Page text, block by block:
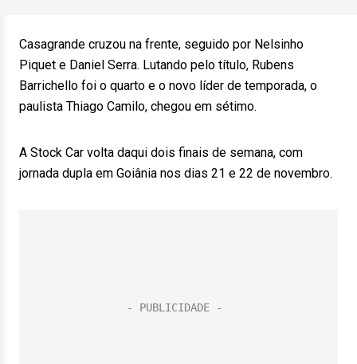
Casagrande cruzou na frente, seguido por Nelsinho
Piquet e Daniel Serra. Lutando pelo título, Rubens
Barrichello foi o quarto e o novo líder de temporada, o
paulista Thiago Camilo, chegou em sétimo.
A Stock Car volta daqui dois finais de semana, com
jornada dupla em Goiânia nos dias 21 e 22 de novembro.